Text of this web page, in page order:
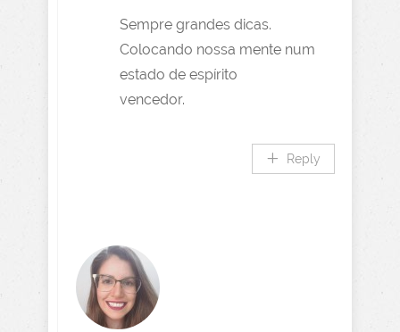
Sempre grandes dicas.
Colocando nossa mente num
estado de espírito
vencedor.
Reply